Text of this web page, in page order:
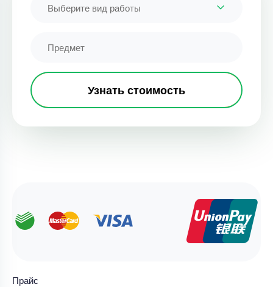
Выберите вид работы
Узнать стоимость
Прайс